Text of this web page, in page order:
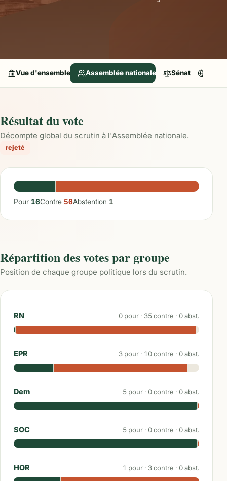
Vue d'ensemble Assemblée nationale Sénat
Résultat du vote
Décompte global du scrutin à l'Assemblée nationale.
rejeté
Pour 16Contre 56Abstention 1
Répartition des votes par groupe
Position de chaque groupe politique lors du scrutin.
RN 0 pour · 35contre · 0abst.
EPR 3 pour · 10contre · 0abst.
Dem 5 pour · 0contre · 0abst.
SOC 5 pour · 0contre · 0abst.
HOR 1 pour · 3contre · 0abst.